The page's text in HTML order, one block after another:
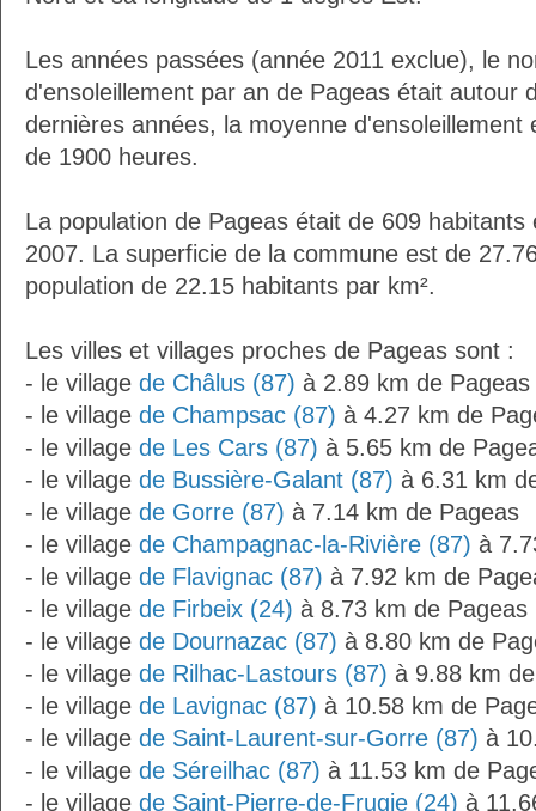
Les années passées (année 2011 exclue), le
d'ensoleillement par an de Pageas était autour
dernières années, la moyenne d'ensoleillement
de 1900 heures.
La population de Pageas était de 609
2007. La superficie de la commune est de
population de 22.15 habitants par km².
Les villes et villages proches de Pageas sont :
- le village de Châlus (87) à 2.89 km de Pageas
- le village de Champsac (87) à 4.27 km de
- le village de Les Cars (87) à 5.65 km de
- le village de Bussière-Galant (87) à 6.31 km
- le village de Gorre (87) à 7.14 km de Pageas
- le village de Champagnac-la-Rivière (87) à
- le village de Flavignac (87) à 7.92 km de
- le village de Firbeix (24) à 8.73 km de Pageas
- le village de Dournazac (87) à 8.80 km de
- le village de Rilhac-Lastours (87) à 9.88 km
- le village de Lavignac (87) à 10.58 km de
- le village de Saint-Laurent-sur-Gorre (87) à
- le village de Séreilhac (87) à 11.53 km de
- le village de Saint-Pierre-de-Frugie (24) à